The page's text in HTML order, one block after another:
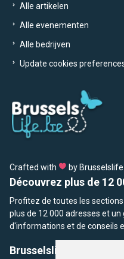
Alle artikelen
Alle evenementen
Alle bedrijven
Update cookies
Crafted with by
Découvrez plus de 12
Profitez de toutes les
plus de 12 000 adresses et
d'informations et de conseils
Brusselslife.be